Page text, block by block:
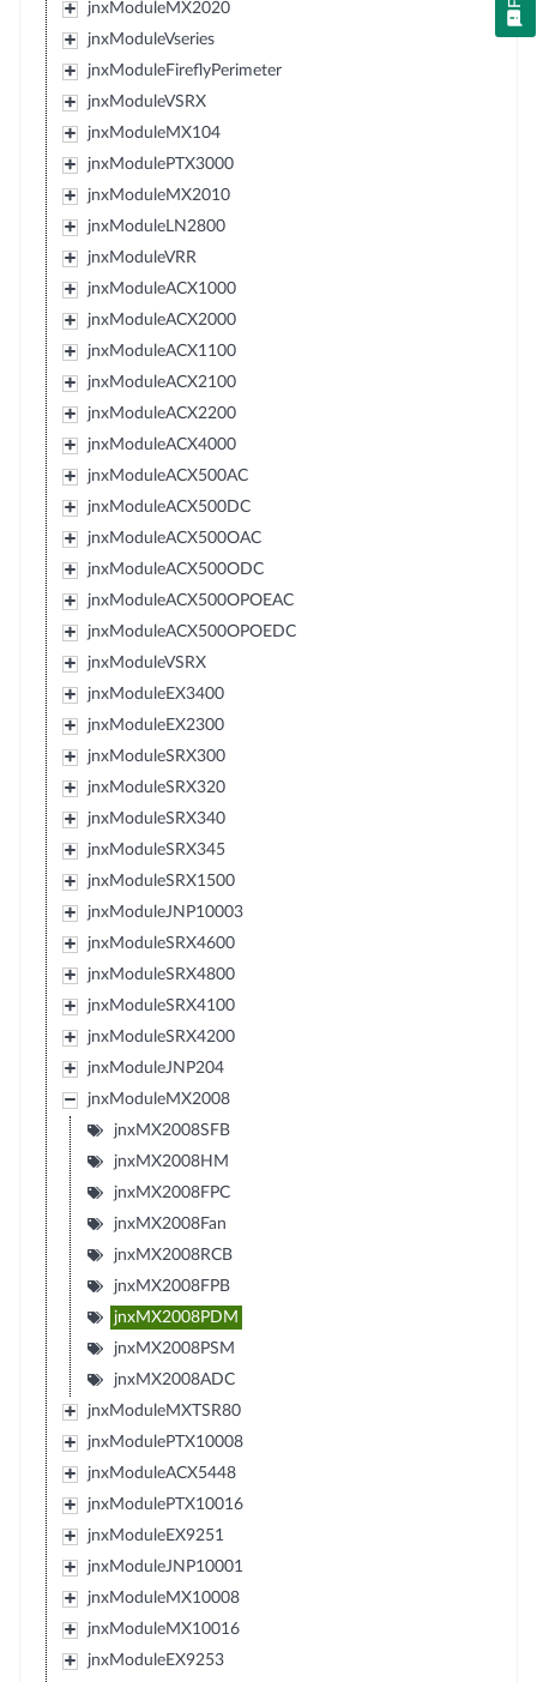
jnxModuleMX2020
jnxModuleVseries
jnxModuleFireflyPerimeter
jnxModuleVSRX
jnxModuleMX104
jnxModulePTX3000
jnxModuleMX2010
jnxModuleLN2800
jnxModuleVRR
jnxModuleACX1000
jnxModuleACX2000
jnxModuleACX1100
jnxModuleACX2100
jnxModuleACX2200
jnxModuleACX4000
jnxModuleACX500AC
jnxModuleACX500DC
jnxModuleACX500OAC
jnxModuleACX500ODC
jnxModuleACX500OPOEAC
jnxModuleACX500OPOEDC
jnxModuleVSRX
jnxModuleEX3400
jnxModuleEX2300
jnxModuleSRX300
jnxModuleSRX320
jnxModuleSRX340
jnxModuleSRX345
jnxModuleSRX1500
jnxModuleJNP10003
jnxModuleSRX4600
jnxModuleSRX4800
jnxModuleSRX4100
jnxModuleSRX4200
jnxModuleJNP204
jnxModuleMX2008
jnxMX2008SFB
jnxMX2008HM
jnxMX2008FPC
jnxMX2008Fan
jnxMX2008RCB
jnxMX2008FPB
jnxMX2008PDM
jnxMX2008PSM
jnxMX2008ADC
jnxModuleMXTSR80
jnxModulePTX10008
jnxModuleACX5448
jnxModulePTX10016
jnxModuleEX9251
jnxModuleJNP10001
jnxModuleMX10008
jnxModuleMX10016
jnxModuleEX9253